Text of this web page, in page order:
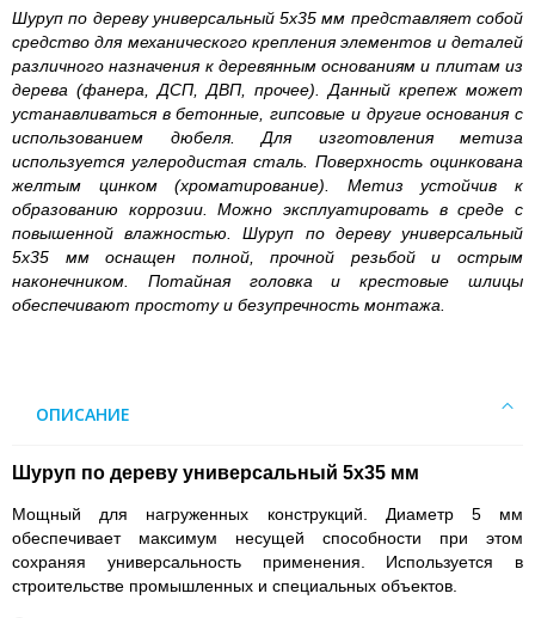
Шуруп по дереву универсальный 5х35 мм представляет собой
средство для механического крепления элементов и деталей
различного назначения к деревянным основаниям и плитам из
дерева (фанера, ДСП, ДВП, прочее). Данный крепеж может
устанавливаться в бетонные, гипсовые и другие основания с
использованием дюбеля. Для изготовления метиза
используется углеродистая сталь. Поверхность оцинкована
желтым цинком (хроматирование). Метиз устойчив к
образованию коррозии. Можно эксплуатировать в среде с
повышенной влажностью. Шуруп по дереву универсальный
5х35 мм оснащен полной, прочной резьбой и острым
наконечником. Потайная головка и крестовые шлицы
обеспечивают простоту и безупречность монтажа.
ОПИСАНИЕ
Шуруп по дереву универсальный 5х35 мм
Мощный для нагруженных конструкций. Диаметр 5 мм
обеспечивает максимум несущей способности при этом
сохраняя универсальность применения. Используется в
строительстве промышленных и специальных объектов.